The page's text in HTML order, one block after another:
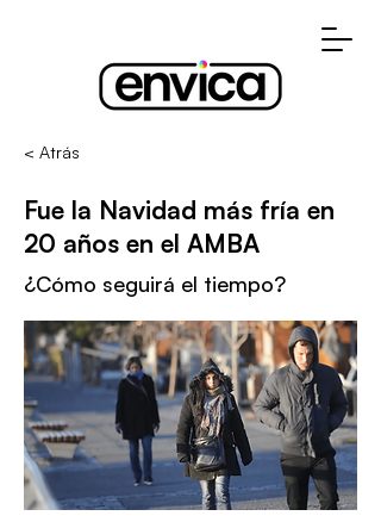
< Atrás
Fue la Navidad más fría en
20 años en el AMBA
¿Cómo seguirá el tiempo?